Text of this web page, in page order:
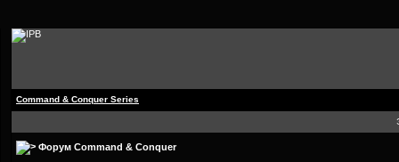
Command & Conquer Series
Форум Command & Conquer